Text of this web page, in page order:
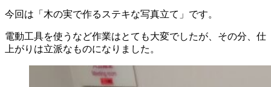
今回は「木の実で作るステキな写真立て」です。
電動工具を使うなど作業はとても大変でしたが、その分、仕
上がりは立派なものになりました。